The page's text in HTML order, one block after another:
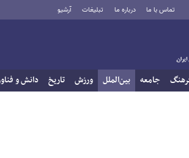
تماس با ما درباره ما تبلیغات آرشیو
جامعه بین‌الملل ورزش تاریخ دانش و